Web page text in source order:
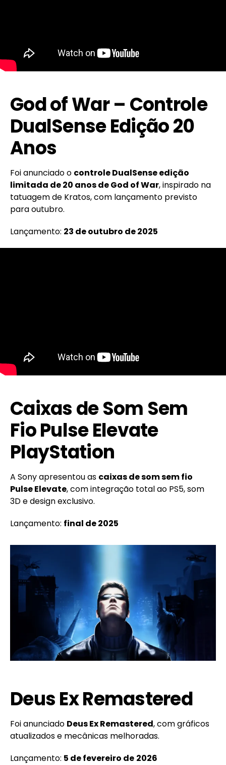
God of War – Controle
DualSense Edição 20
Anos
Foi anunciado o controle DualSense edição
limitada de 20 anos de God of War, inspirado na
tatuagem de Kratos, com lançamento previsto
para outubro.
Lançamento: 23 de outubro de 2025
Caixas de Som Sem
Fio Pulse Elevate
PlayStation
A Sony apresentou as caixas de som sem fio
Pulse Elevate, com integração total ao PS5, som
3D e design exclusivo.
Lançamento: final de 2025
Deus Ex Remastered
Foi anunciado Deus Ex Remastered, com gráficos
atualizados e mecânicas melhoradas.
Lançamento: 5 de fevereiro de 2026